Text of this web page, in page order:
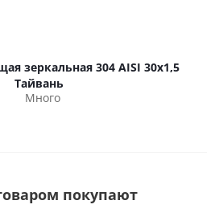
зеркальная 304 AISI 30х1,5
Тайвань
Много
покупают